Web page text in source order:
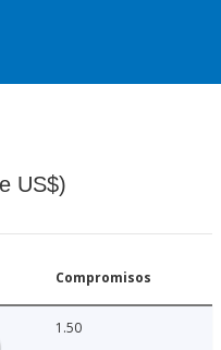
US$)
Compromisos
1.50